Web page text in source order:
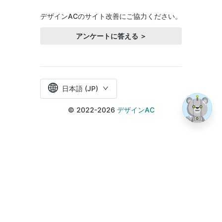
デザインACのサイト改善にご協力ください。
アンケートに答える ＞
日本語 (JP)
© 2022-2026 デザインAC